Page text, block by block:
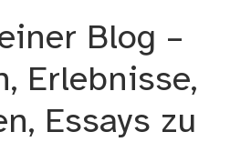
Blog –
Erlebnisse,
Essays zu